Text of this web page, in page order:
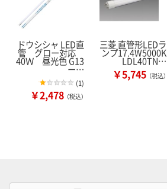
ドウシシャ LED直
管 グロー対応
40Ｗ 昼光色 G13
ー…
(1)
￥2,478 （税込）
三菱 直管形LEDラ
ンプ17.4W5000K
LDL40TN…
￥5,745 （税込）